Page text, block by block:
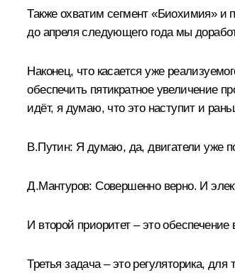
Также охватим сегмент «Биохимия» и
до апреля следующего года мы
Наконец, что касается уже
обеспечить пятикратное увеличение
идёт, я думаю, что это наступит и
В.Путин: Я думаю, да, двигатели уже
Д.Мантуров: Совершенно верно. И
И второй приоритет – это
Третья задача – это регуляторика,